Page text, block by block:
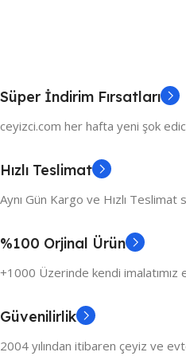
Süper İndirim Fırsatları
ceyizci.com her hafta yeni şok
Hızlı Teslimat
Aynı Gün Kargo ve Hızlı
%100 Orjinal Ürün
+1000 Üzerinde kendi imalatımız
Güvenilirlik
2004 yılından itibaren çeyiz ve